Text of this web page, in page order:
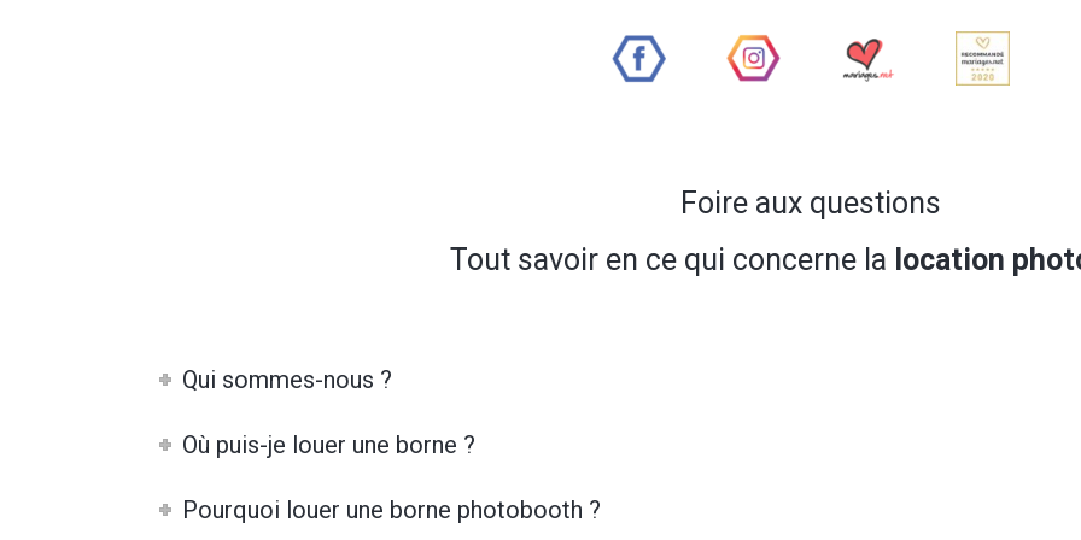
Foire aux questions
Tout savoir en ce qui concerne la location
Qui sommes-nous ?
Où puis-je louer une borne ?
Pourquoi louer une borne photobooth ?